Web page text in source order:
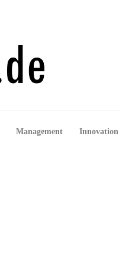
Management Innovation